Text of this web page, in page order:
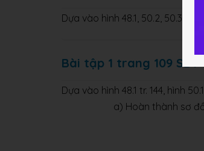
Dựa vào hình 48.1, 50.2, 50.3,
Bài tập 1 trang 109
Dựa vào hình 48.1 tr. 144, hình
a) Hoàn thành sơ